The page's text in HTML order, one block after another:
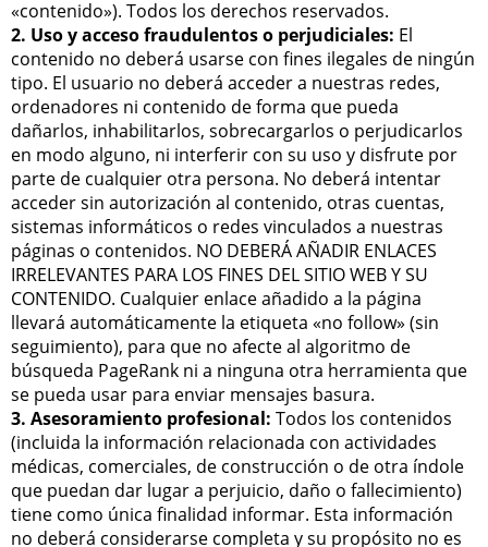
«contenido»). Todos los derechos reservados.
2. Uso y acceso fraudulentos o perjudiciales: El
contenido no deberá usarse con fines ilegales de ningún
tipo. El usuario no deberá acceder a nuestras redes,
ordenadores ni contenido de forma que pueda
dañarlos, inhabilitarlos, sobrecargarlos o perjudicarlos
en modo alguno, ni interferir con su uso y disfrute por
parte de cualquier otra persona. No deberá intentar
acceder sin autorización al contenido, otras cuentas,
sistemas informáticos o redes vinculados a nuestras
páginas o contenidos. NO DEBERÁ AÑADIR ENLACES
IRRELEVANTES PARA LOS FINES DEL SITIO WEB Y SU
CONTENIDO. Cualquier enlace añadido a la página
llevará automáticamente la etiqueta «no follow» (sin
seguimiento), para que no afecte al algoritmo de
búsqueda PageRank ni a ninguna otra herramienta que
se pueda usar para enviar mensajes basura.
3. Asesoramiento profesional: Todos los contenidos
(incluida la información relacionada con actividades
médicas, comerciales, de construcción o de otra índole
que puedan dar lugar a perjuicio, daño o fallecimiento)
tiene como única finalidad informar. Esta información
no deberá considerarse completa y su propósito no es